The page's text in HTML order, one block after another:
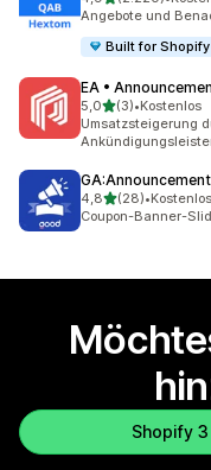
2220 Rezensionen
Angebote und
Built for Shopify
EA •
5,0von 5 Sternen
(3)
3 Rezensionen
•Kostenlos
Umsatzsteigerung
4,8von 5 Sternen
(28)
28 Rezensionen
•Kostenlos
Coupon-Banner-
Shopify